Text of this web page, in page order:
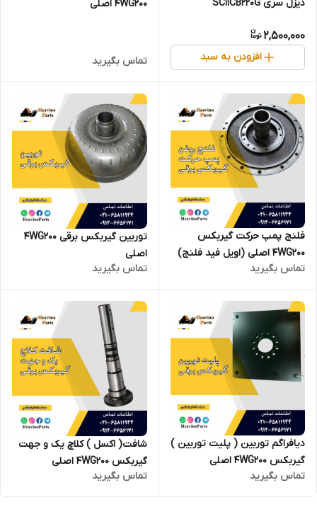
دیزل سری SC11CB220G
2,500,000
افزودن به سبد
4WG200 اصلی
تماس بگیرید
فلنج پمپ حرکت گیربکس
4WG200 اصلی (اویل فید فلنج)
تماس بگیرید
توربین گیربکس برقی 4WG200
اصلی
تماس بگیرید
دیافراگم توربین ( پلیت توربین )
گیربکس 4WG200 اصلی
تماس بگیرید
شافت( اکسل ) کلاچ یک و جهت
گیربکس 4WG200 اصلی
تماس بگیرید